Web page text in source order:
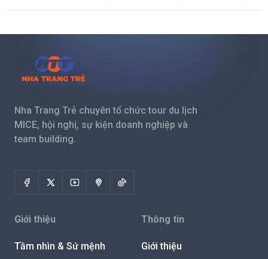
Nha Trang Trẻ chuyên tổ chức tour du lịch
MICE, hội nghị, sự kiện doanh nghiệp và
team building.
Giới thiệu
Tầm nhìn & Sứ mệnh
Thông tin
Giới thiệu